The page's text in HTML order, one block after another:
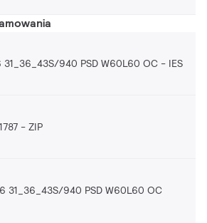
31_36_43S/940 PSD W60L60 OC IES
ZIP
31_36_43S/940 PSD W60L60 OC